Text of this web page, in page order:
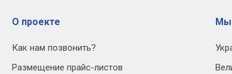
О проекте
Как нам позвонить?
Размещение прайс-листов
Мы